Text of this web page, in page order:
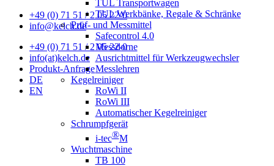
+49 (0) 71 51 / 2 05 22-0
info@kelch.de
+49 (0) 71 51 / 2 05 22-0
info(at)kelch.de
Produkt-Anfrage
DE
EN
TUL Transportwagen
TUL Werkbänke, Regale & Schränke
Prüf- und Messmittel
Safecontrol 4.0
Messdorne
Ausrichtmittel für Werkzeugwechsler
Messlehren
Kegelreiniger
RoWi II
RoWi III
Automatischer Kegelreiniger
Schrumpfgerät
i-tec®M
Wuchtmaschine
TB 100